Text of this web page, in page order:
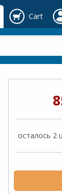
Cart
осталось 2